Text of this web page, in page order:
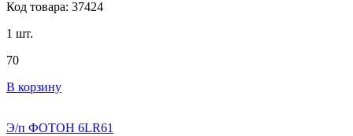
Код товара: 37424
1 шт.
70
В корзину
Э/п ФОТОН 6LR61